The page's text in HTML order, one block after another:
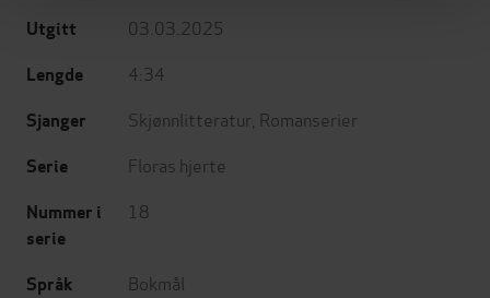
Utgitt 03.03.2025
Lengde 4:34
Sjanger Skjønnlitteratur Romanserier
Serie Floras hjerte
Nummer i
serie
18
Språk Bokmål